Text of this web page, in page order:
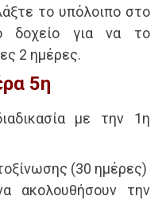
το υπόλοιπο στο
δοχείο για να το
2 ημέρες.
5η
με την 1η
(30 ημέρες)
ακολουθήσουν την